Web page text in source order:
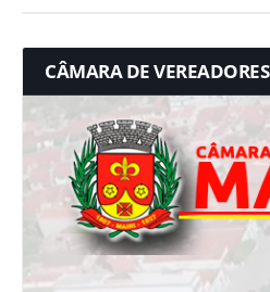
CÂMARA DE VEREADORES